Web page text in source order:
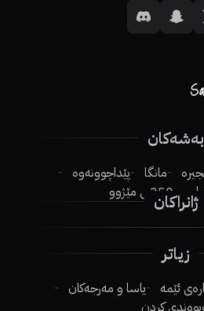
بەشەکان
مانگا
پێداچوونەوە
250ـی مێژوو
ژانراکان
زیاتر
ئێمە
یاسا و مەرجەکان
کردن